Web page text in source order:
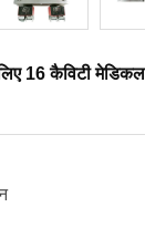
16 कैविटी मेडिकल